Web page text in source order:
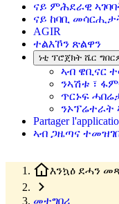
ናይ ምሕደራዊ
ናይ ከባቢ
AGIR
ተልእኾን ጽልዋን
ነቲ ፕሮጀክት ሼር
ኣብ ዌቢናር
ንኣሽቱ ፣
ጥርኑፍ
ንኦፕሬተራት
Partager
ኣብ ጋዜጣና
እንኳዕ ደሓን
መተግበሪ